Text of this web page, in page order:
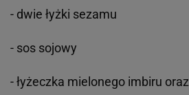
- dwie łyżki sezamu
- sos sojowy
- łyżeczka mielonego imbiru